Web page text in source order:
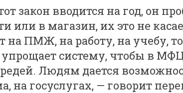
закон вводится на год, он
или в магазин, их это не
на ПМЖ, на работу, на учебу,
упрощает систему, чтобы в
Людям дается
на госуслугах, — говорит